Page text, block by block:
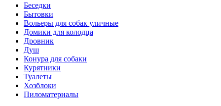
Беседки
Бытовки
Вольеры для собак уличные
Домики для колодца
Дровник
Душ
Конура для собаки
Курятники
Туалеты
Хозблоки
Пиломатериалы